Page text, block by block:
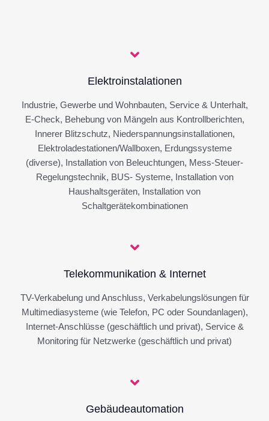
Elektroinstalationen
Industrie, Gewerbe und Wohnbauten, Service & Unterhalt,
E-Check, Behebung von Mängeln aus Kontrollberichten,
Innerer Blitzschutz, Niederspannungsinstallationen,
Elektroladestationen/Wallboxen, Erdungssysteme
(diverse), Installation von Beleuchtungen, Mess-Steuer-
Regelungstechnik, BUS- Systeme, Installation von
Haushaltsgeräten, Installation von
Schaltgerätekombinationen
Telekommunikation & Internet
TV-Verkabelung und Anschluss, Verkabelungslösungen für
Multimediasysteme (wie Telefon, PC oder Soundanlagen),
Internet-Anschlüsse (geschäftlich und privat), Service &
Monitoring für Netzwerke (geschäftlich und privat)
Gebäudeautomation